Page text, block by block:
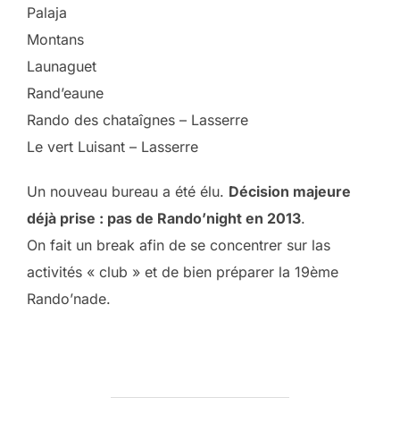
Palaja
Montans
Launaguet
Rand’eaune
Rando des chataîgnes – Lasserre
Le vert Luisant – Lasserre
Un nouveau bureau a été élu. Décision majeure
déjà prise : pas de Rando’night en 2013.
On fait un break afin de se concentrer sur las
activités « club » et de bien préparer la 19ème
Rando’nade.